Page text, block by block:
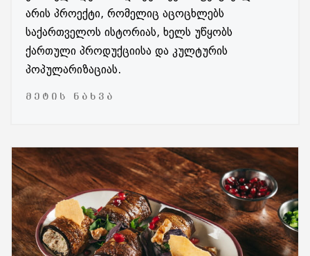
არის პროექტი, რომელიც აცოცხლებს
საქართველოს ისტორიას, ხელს უწყობს
ქართული პროდუქციისა და კულტურის
პოპულარიზაციას.
ᲛᲔᲢᲘᲡ ᲜᲐᲮᲕᲐ